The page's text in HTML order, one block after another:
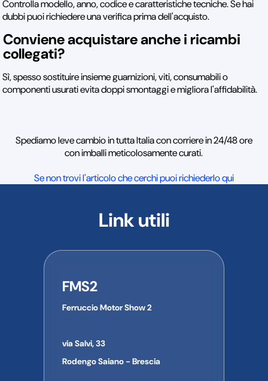
Controlla modello, anno, codice e caratteristiche tecniche. Se hai
dubbi puoi richiedere una verifica prima dell'acquisto.
Conviene acquistare anche i ricambi
collegati?
Sì, spesso sostituire insieme guarnizioni, viti, consumabili o
componenti usurati evita doppi smontaggi e migliora l'affidabilità.
Spediamo leve cambio in tutta Italia con corriere in 24/48 ore
con imballi meticolosamente curati.
Se non trovi l'articolo che cerchi puoi richiederlo qui
Link utili
FMS2
Ferruccio Motor Show 2
via Salvi, 33
Rodengo Saiano - Brescia